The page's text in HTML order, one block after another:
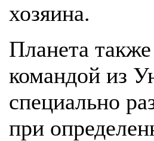
хозяина.
Планета
командой из
специально
при